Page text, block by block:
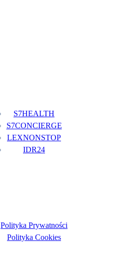
S7HEALTH
S7CONCIERGE
LEXNONSTOP
IDR24
Polityka Prywatności
Polityka Cookies